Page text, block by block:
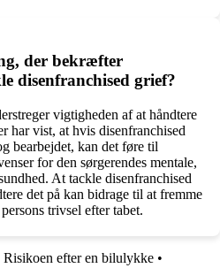
der bekræfter
disenfranchised grief?
vigtigheden af at håndtere
har vist, at hvis disenfranchised
bearbejdet, kan det føre til
for den sørgerendes mentale,
At tackle disenfranchised
det på kan bidrage til at fremme
trivsel efter tabet.
efter en bilulykke •